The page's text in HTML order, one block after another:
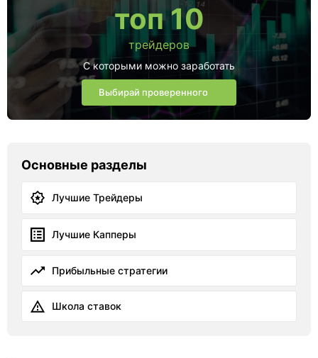
топ 10
трейдеров
С которыми можно заработать
Выбирай проверенного
Основные разделы
Лучшие Трейдеры
Лучшие Капперы
Прибыльные стратегии
Школа ставок